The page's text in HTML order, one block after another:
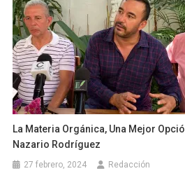
La Materia Orgánica, Una Mejor
Nazario Rodríguez
27 febrero, 2024 Redacción